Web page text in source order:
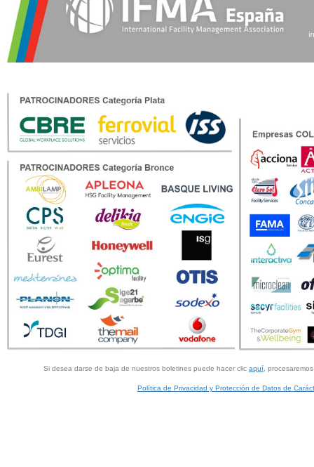
Si desea darse de baja de nuestros boletines puede hacer clic aquí ,
Política de Privacidad y Protección de Datos de